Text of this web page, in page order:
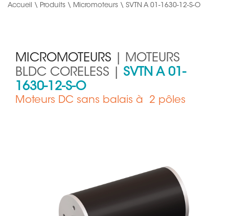
Accueil \ Produits \ Micromoteurs \ SVTN A 01-1630-12-S-O
MICROMOTEURS | MOTEURS
BLDC CORELESS | SVTN A 01-
1630-12-S-O
Moteurs DC sans balais à 2 pôles